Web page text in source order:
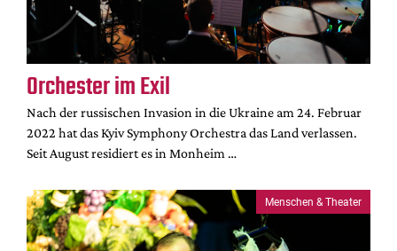
Orchester im Exil
Nach der russischen Invasion in die Ukraine am 24. Februar
2022 hat das Kyiv Symphony Orchestra das Land verlassen.
Seit August residiert es in Monheim …
Menschen & Theater